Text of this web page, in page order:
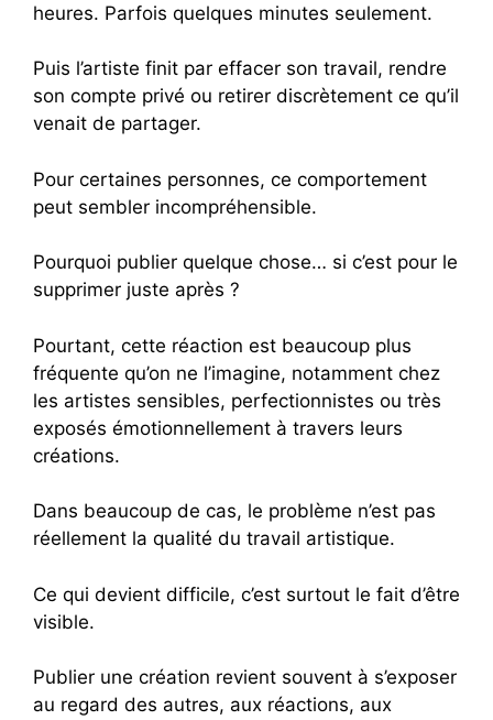
heures. Parfois quelques minutes seulement.
Puis l’artiste finit par effacer son travail, rendre
son compte privé ou retirer discrètement ce qu’il
venait de partager.
Pour certaines personnes, ce comportement
peut sembler incompréhensible.
Pourquoi publier quelque chose… si c’est pour le
supprimer juste après ?
Pourtant, cette réaction est beaucoup plus
fréquente qu’on ne l’imagine, notamment chez
les artistes sensibles, perfectionnistes ou très
exposés émotionnellement à travers leurs
créations.
Dans beaucoup de cas, le problème n’est pas
réellement la qualité du travail artistique.
Ce qui devient difficile, c’est surtout le fait d’être
visible.
Publier une création revient souvent à s’exposer
au regard des autres, aux réactions, aux